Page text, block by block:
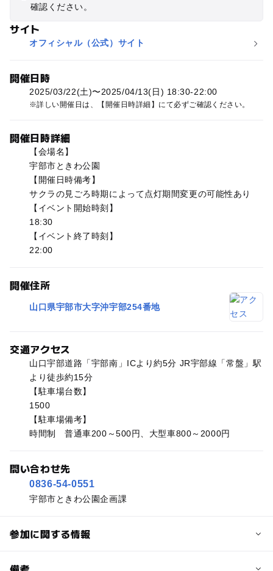
確認ください。
サイト
オフィシャル（公式）サイト
開催日時
2025/03/22(土)〜2025/04/13(日) 18:30-22:00
詳しい開催日は、【開催日時詳細】にて必ずご確認ください。
開催日時詳細
【会場名】
宇部市ときわ公園
【開催日時備考】
サクラの見ごろ時期によって点灯期間変更の可能性あり
【イベント開始時刻】
18:30
【イベント終了時刻】
22:00
開催住所
山口県宇部市大字沖宇部254番地
交通アクセス
山口宇部道路「宇部南」ICより約5分 JR宇部線「常盤」駅
より徒歩約15分
【駐車場台数】
1500
【駐車場備考】
時間制 普通車200～500円、大型車800～2000円
問い合わせ先
0836-54-0551
宇部市ときわ公園企画課
参加に関する情報
予約/応募